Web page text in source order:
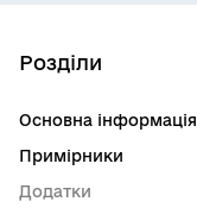
Розділи
Основна інформація
Примірники
Додатки